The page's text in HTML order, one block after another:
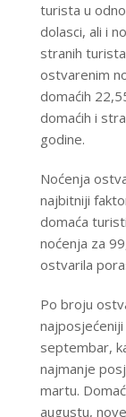
turista u
dolasci, ali i
stranih
ostvarenim
domaćih
domaćih i
godine.
Noćenja
najbitniji
domaća
noćenja za
ostvarila
Po broju
septembar,
najmanje
martu.
augustu,